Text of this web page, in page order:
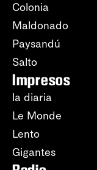
Colonia
Maldonado
Paysandú
Salto
Impresos
la diaria
Le Monde
Lento
Gigantes